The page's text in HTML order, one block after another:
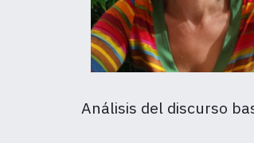
Análisis del discurso